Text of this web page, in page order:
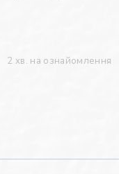
2 хв. на ознайомлення